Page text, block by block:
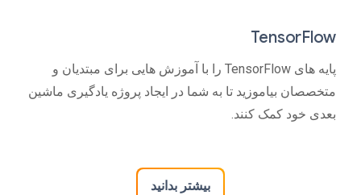
TensorFlow
پایه های TensorFlow را با آموزش هایی برای مبتدیان و
متخصصان بیاموزید تا به شما در ایجاد پروژه یادگیری ماشین
بعدی خود کمک کنند.
بیشتر بدانید